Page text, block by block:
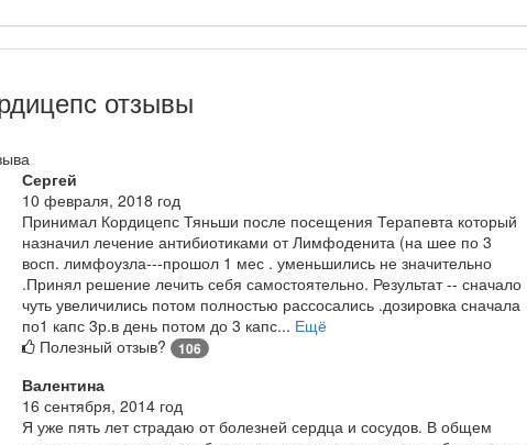
отзывы
Сергей
10 февраля, 2018 год
Принимал Кордицепс Тяньши после посещения Терапевта который
назначил лечение антибиотиками от Лимфоденита (на шее по 3
восп. лимфоузла---прошол 1 мес . уменьшились не значительно
.Принял решение лечить себя самостоятельно. Результат -- сначало
чуть увеличились потом полностью рассосались .дозировка сначала
по1 капс 3р.в день потом до 3 капс... Ещё
Полезный отзыв?
106
Валентина
16 сентября, 2014 год
Я уже пять лет страдаю от болезней сердца и сосудов. В общем